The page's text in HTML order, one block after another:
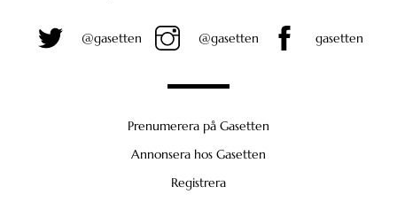
@gasetten @gasetten gasetten
Prenumerera på Gasetten
Annonsera hos Gasetten
Registrera